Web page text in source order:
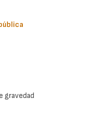
gravedad